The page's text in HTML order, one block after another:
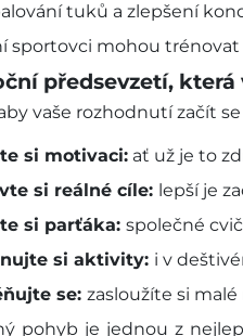
tuků a zlepšení
sportovci mohou trénovat
předsevzetí, která
vaše rozhodnutí začít
si motivaci: ať už je to
si reálné cíle: lepší je
si parťáka: společné
si aktivity: i v
se: zasloužíte si malé
pohyb je jednou z